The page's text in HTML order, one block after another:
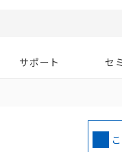
サポート セ